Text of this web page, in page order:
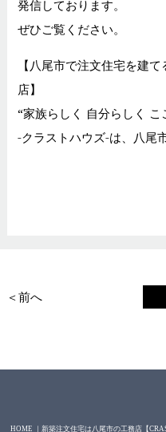
発信しております。
ぜひご覧ください。
【八尾市で注文住宅を建
店】
“家族らしく 自分らしく こ
-クラストハウズ-は、八尾
＜前へ
HOME ｜新築注文住宅は八尾市の工務店【